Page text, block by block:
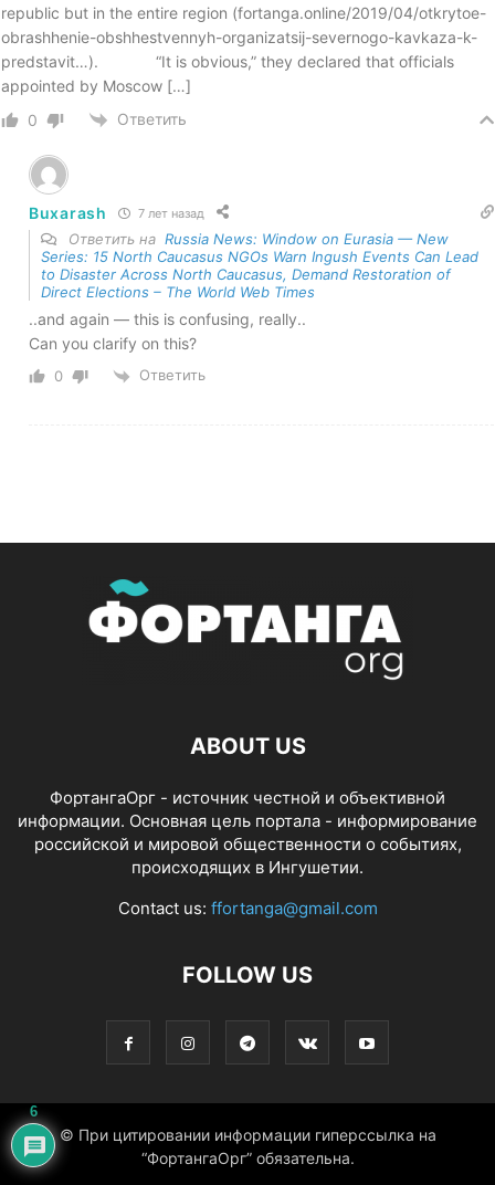
republic but in the entire region (fortanga.online/2019/04/otkrytoe-
obrashhenie-obshhestvennyh-organizatsij-severnogo-kavkaza-k-
predstavit…). “It is obvious,” they declared that officials
appointed by Moscow […]
0
Ответить
Buxarash 7 лет назад
Ответить на Russia News: Window on Eurasia — New
Series: 15 North Caucasus NGOs Warn Ingush Events Can Lead
to Disaster Across North Caucasus, Demand Restoration of
Direct Elections – The World Web Times
..and again — this is confusing, really..
Can you clarify on this?
0 Ответить
ABOUT US
ФортангаОрг - источник честной и объективной
информации. Основная цель портала - информирование
российской и мировой общественности о событиях,
происходящих в Ингушетии.
Contact us: ffortanga@gmail.com
FOLLOW US
© При цитировании информации гиперссылка на
“ФортангаОрг” обязательна.
6